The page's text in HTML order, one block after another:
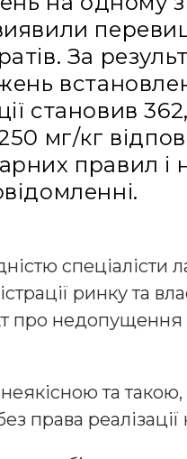
За
становив
мг/кг
правил
спеціалісти
ринку та
про недопущення
та
права реалізації